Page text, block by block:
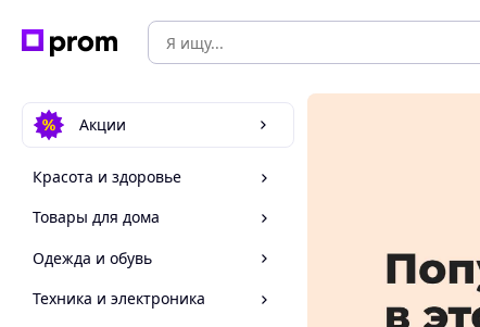
Акции
Красота и здоровье
Товары для дома
Одежда и обувь
Техника и электроника